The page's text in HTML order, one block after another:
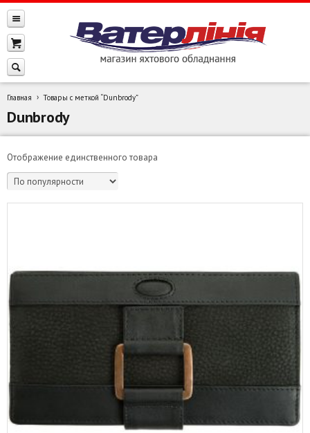
Главная Товары с меткой “Dunbrody”
Dunbrody
Отображение единственного товара